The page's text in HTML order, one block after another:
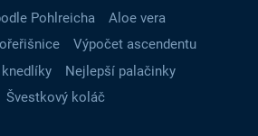
Pohlreicha
Aloe vera
Výpočet ascendentu
Nejlepší palačinky
Švestkový koláč